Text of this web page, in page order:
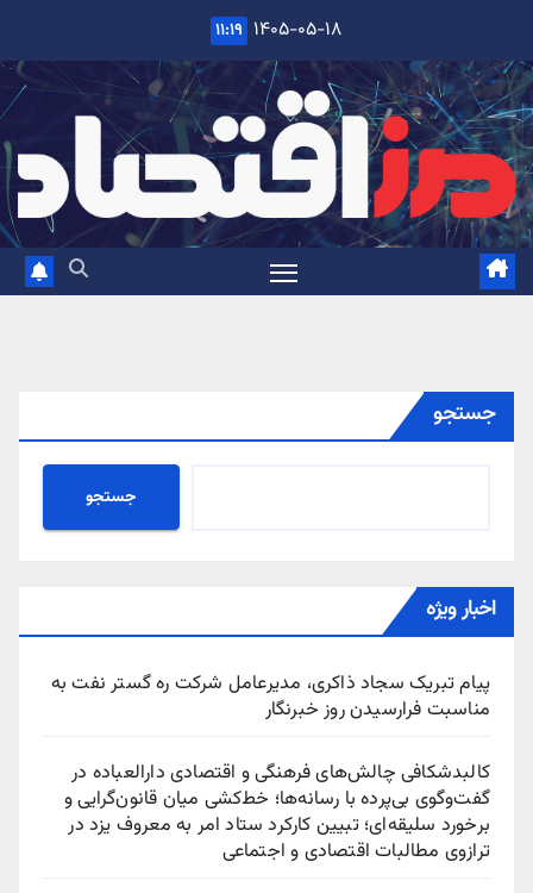
content
۱۴۰۵-۰۵-۱۸ ۱۱:۱۹
جستجو
جستجو
اخبار ویژه
پیام تبریک سجاد ذاکری، مدیرعامل شرکت ره‌ گستر نفت به
مناسبت فرارسیدن روز خبرنگار
کالبدشکافی چالش‌های فرهنگی و اقتصادی دارالعباده در
گفت‌وگوی بی‌پرده با رسانه‌ها؛ خط‌کشی میان قانون‌گرایی و
برخورد سلیقه‌ای؛ تبیین کارکرد ستاد امر به معروف یزد در
ترازوی مطالبات اقتصادی و اجتماعی